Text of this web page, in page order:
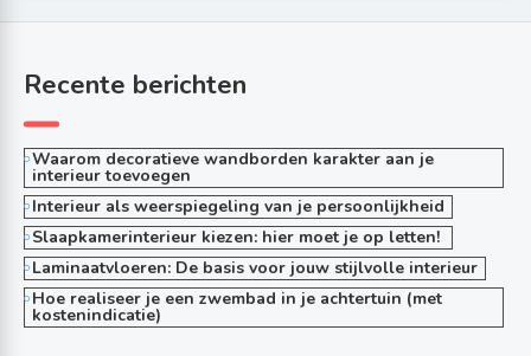
Recente berichten
Waarom decoratieve wandborden karakter aan je
interieur toevoegen
Interieur als weerspiegeling van je persoonlijkheid
Slaapkamerinterieur kiezen: hier moet je op letten!
Laminaatvloeren: De basis voor jouw stijlvolle interieur
Hoe realiseer je een zwembad in je achtertuin (met
kostenindicatie)